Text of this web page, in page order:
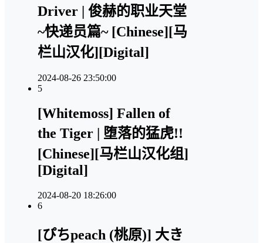
Driver | 俊赫的职业天堂
~快递员篇~ [Chinese][马
栏山汉化][Digital]
2024-08-26 23:50:00
5
[Whitemoss] Fallen of
the Tiger | 堕落的猛虎!!
[Chinese][马栏山汉化组]
[Digital]
2024-08-20 18:26:00
6
[ぴちpeach (桃原)] 大き